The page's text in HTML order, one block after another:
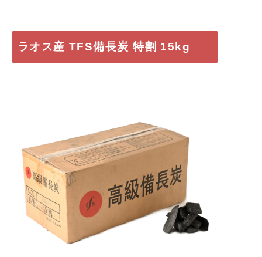
ラオス産 TFS備長炭 特割 15kg